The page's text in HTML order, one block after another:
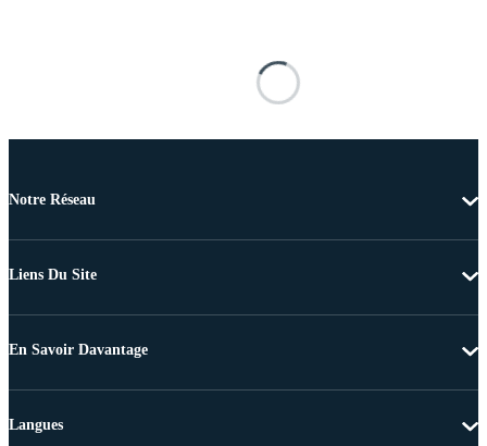
Notre Réseau
Liens Du Site
En Savoir Davantage
Langues